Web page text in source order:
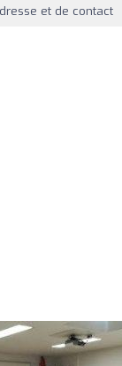
et de contact